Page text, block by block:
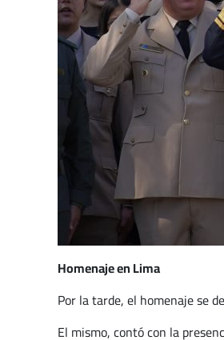
Homenaje en Lima
Por la tarde, el homenaje se
El mismo, contó con la